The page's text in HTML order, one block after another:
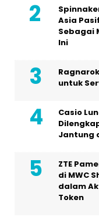
Asia
Sebagai
Ini
untuk
Casio
Jantung
ZTE
di MWC
dalam
Token